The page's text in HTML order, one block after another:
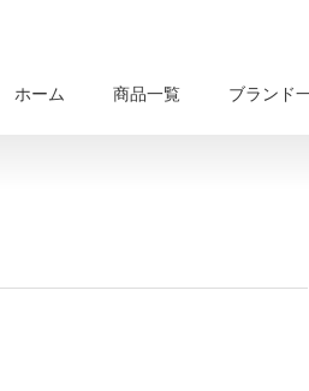
ホーム 商品一覧 ブランド